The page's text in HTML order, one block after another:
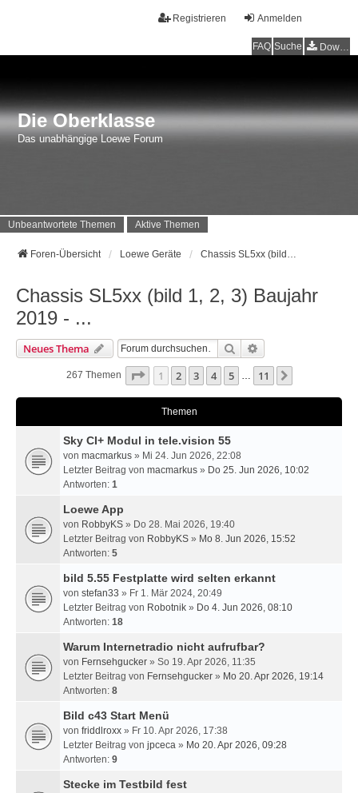
Anmelden
Registrieren
FAQ Suche Downloads
Die Oberklasse
Das unabhängige Loewe Forum
Unbeantwortete Themen Aktive Themen
Foren-Übersicht Loewe Geräte Chassis SL5xx (bild 1, 2, 3) Baujahr 2019 - ...
Chassis SL5xx (bild 1, 2, 3) Baujahr
2019 - ...
Neues Thema Suche
267 Themen Seite 1Von 11
1 2 3 4 5 … 11
Themen
Sky CI+ Modul in tele.vision 55
von macmarkus » Mi 24. Jun 2026, 22:08
Letzter Beitrag von macmarkus » Do 25. Jun 2026, 10:02
Antworten: 1
Loewe App
von RobbyKS » Do 28. Mai 2026, 19:40
Letzter Beitrag von RobbyKS » Mo 8. Jun 2026, 15:52
Antworten: 5
bild 5.55 Festplatte wird selten erkannt
von stefan33 » Fr 1. Mär 2024, 20:49
Letzter Beitrag von Robotnik » Do 4. Jun 2026, 08:10
Antworten: 18
Warum Internetradio nicht aufrufbar?
von Fernsehgucker » So 19. Apr 2026, 11:35
Letzter Beitrag von Fernsehgucker » Mo 20. Apr 2026, 19:14
Antworten: 8
Bild c43 Start Menü
von friddlroxx » Fr 10. Apr 2026, 17:38
Letzter Beitrag von jpceca » Mo 20. Apr 2026, 09:28
Antworten: 9
Stecke im Testbild fest